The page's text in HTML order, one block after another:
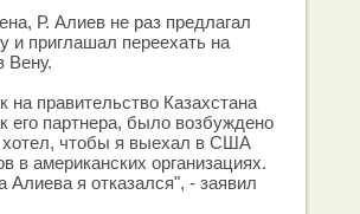
Р. Алиев не раз предлагал
и приглашал переехать на
Вену.
на правительство Казахстана
его партнера, было возбуждено
хотел, чтобы я выехал в США
в американских организациях.
я отказался", - заявил